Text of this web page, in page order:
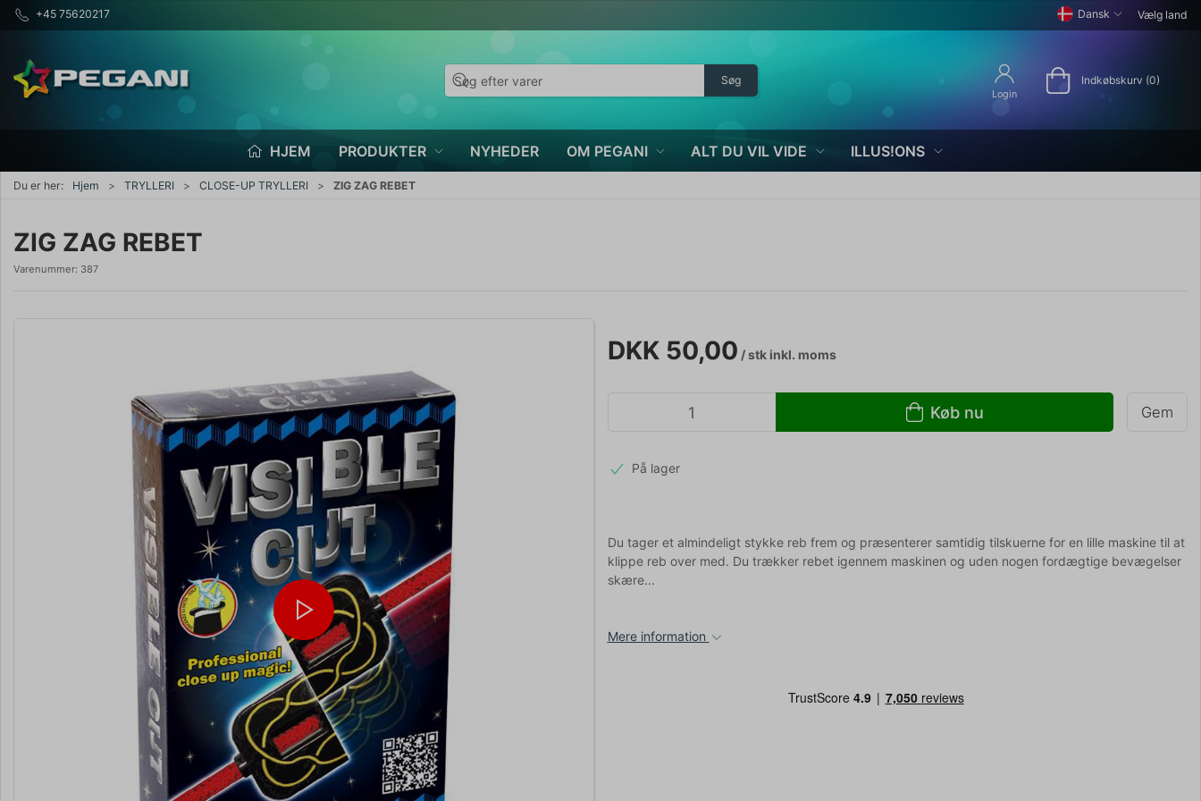
+45 75620217 Dansk Vælg land
Søg
Login
Indkøbskurv (0)
HJEM PRODUKTER NYHEDER OM PEGANI ALT DU VIL VIDE ILLUS!ONS
Du er her: Hjem TRYLLERI CLOSE-UP TRYLLERI ZIG ZAG REBET
ZIG ZAG REBET
Varenummer: 387
DKK 50,00 / stkinkl. moms
Køb nu Gem
På lager
Du tager et almindeligt stykke reb frem og præsenterer samtidig tilskuerne for en lille maskine til at
klippe reb over med. Du trækker rebet igennem maskinen og uden nogen fordægtige bevægelser
skære...
Mere information